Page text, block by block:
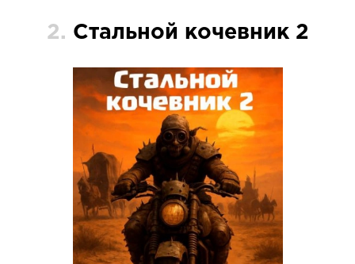
2. Стальной кочевник 2